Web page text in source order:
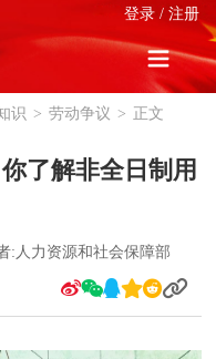
登录 / 注册
识 > 劳动争议 > 正文
了解非全日制用
:人力资源和社会保障部